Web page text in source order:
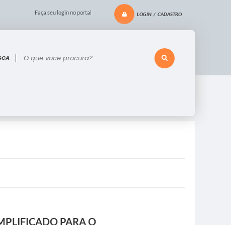
Faça seu login no portal LOGIN / CADASTRO
voce procura?
PARA O